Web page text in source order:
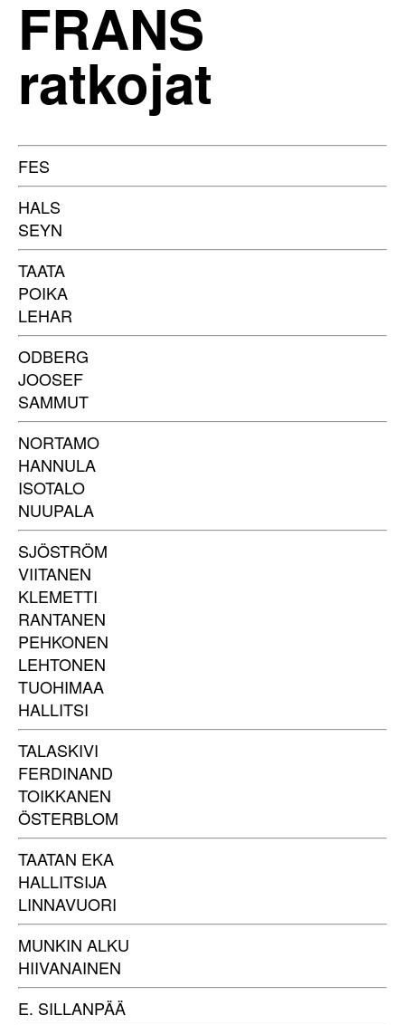
FRANS
ratkojat
FES
HALS
SEYN
TAATA
POIKA
LEHAR
ODBERG
JOOSEF
SAMMUT
NORTAMO
HANNULA
ISOTALO
NUUPALA
SJÖSTRÖM
VIITANEN
KLEMETTI
RANTANEN
PEHKONEN
LEHTONEN
TUOHIMAA
HALLITSI
TALASKIVI
FERDINAND
TOIKKANEN
ÖSTERBLOM
TAATAN EKA
HALLITSIJA
LINNAVUORI
MUNKIN ALKU
HIIVANAINEN
E. SILLANPÄÄ